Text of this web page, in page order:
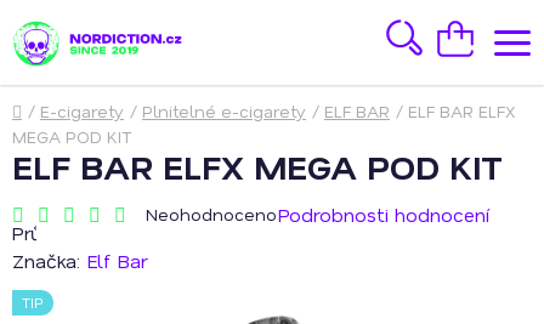
na
obsah
HledatNákupní
košík
Domů
/ E-cigarety / Plnitelné e-cigarety / ELF BAR / ELF BAR ELFX
MEGA POD KIT
ELF BAR ELFX MEGA POD KIT
Průměrné
hodnocení
produktu
je
0,0
NeohodnocenoPodrobnosti hodnocení
Značka: Elf Bar
TIP